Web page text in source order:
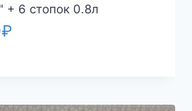
6 стопок 0.8л
₽